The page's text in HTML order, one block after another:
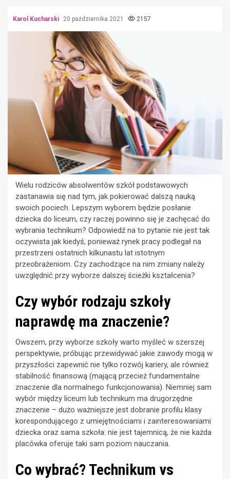
Karol Kucharski 20 października 2021 2157
Wielu rodziców absolwentów szkół podstawowych
zastanawia się nad tym, jak pokierować dalszą nauką
swoich pociech. Lepszym wyborem będzie posłanie
dziecka do liceum, czy raczej powinno się je zachęcać do
wybrania technikum? Odpowiedź na to pytanie nie jest tak
oczywista jak kiedyś, ponieważ rynek pracy podlegał na
przestrzeni ostatnich kilkunastu lat istotnym
przeobrażeniom. Czy zachodzące na nim zmiany należy
uwzględnić przy wyborze dalszej ścieżki kształcenia?
Czy wybór rodzaju szkoły
naprawdę ma znaczenie?
Owszem, przy wyborze szkoły warto myśleć w szerszej
perspektywie, próbując przewidywać jakie zawody mogą w
przyszłości zapewnić nie tylko rozwój kariery, ale również
stabilność finansową (mającą przecież fundamentalne
znaczenie dla normalnego funkcjonowania). Niemniej sam
wybór między liceum lub technikum ma drugorzędne
znaczenie – dużo ważniejsze jest dobranie profilu klasy
korespondującego z umiejętnościami i zainteresowaniami
dziecka oraz sama szkoła: nie jest tajemnicą, że nie każda
placówka oferuje taki sam poziom nauczania.
Co wybrać? Technikum vs